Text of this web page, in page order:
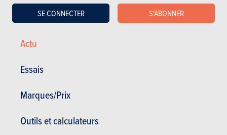
Actu
Essais
Marques/Prix
Outils et calculateurs
SE CONNECTER S'ABONNER
soient évalués et testés afin de déterminer s’ils veillent bien à
conserver le conducteur impliqué dans la conduite du véhicule
dont les véhicules en mode Autopilot identifient et réagissent aux